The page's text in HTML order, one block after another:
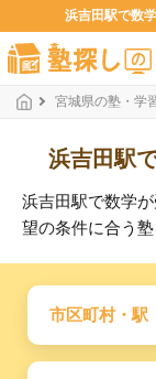
浜吉田駅で数
宮城県の塾・学
浜吉田駅
浜吉田駅で数学
望の条件に合う塾
市区町村・駅